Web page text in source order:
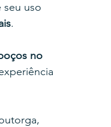
uso
.
no